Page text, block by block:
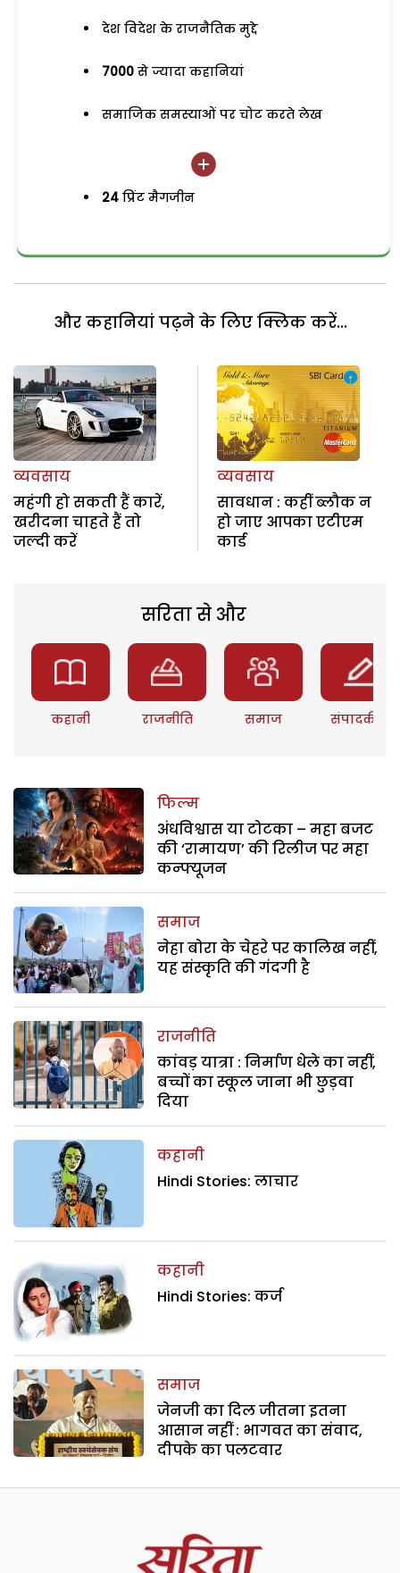
देश विदेश के राजनैतिक मुद्दे
7000 से ज्यादा कहानियां
समाजिक समस्याओं पर चोट करते लेख
24 प्रिंट मैगजीन
और कहानियां पढ़ने के लिए क्लिक करें...
व्यवसाय
महंगी हो सकती हैं कारें,
खरीदना चाहते हैं तो
जल्दी करें
व्यवसाय
सावधान : कहीं ब्लौक न
हो जाए आपका एटीएम
कार्ड
सरिता से और
कहानी राजनीति समाज संपादकीय
फिल्म
अंधविश्वास या टोटका – महा बजट
की ‘रामायण’ की रिलीज पर महा
कन्फ्यूजन
समाज
नेहा बोरा के चेहरे पर कालिख नहीं,
यह संस्कृति की गंदगी है
राजनीति
कांवड़ यात्रा : निर्माण धेले का नहीं,
बच्चों का स्कूल जाना भी छुड़वा
दिया
कहानी
Hindi Stories: लाचार
कहानी
Hindi Stories: कर्ज
समाज
जेनजी का दिल जीतना इतना
आसान नहीं : भागवत का संवाद,
दीपके का पलटवार